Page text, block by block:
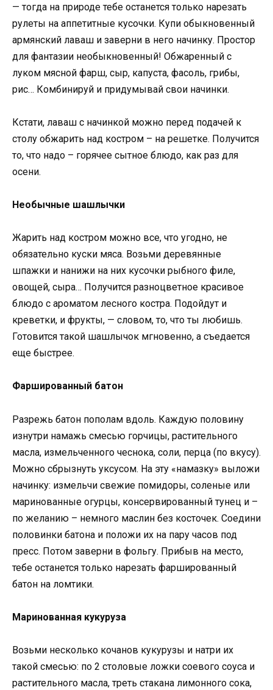
— тогда на природе тебе останется только нарезать
рулеты на аппетитные кусочки. Купи обыкновенный
армянский лаваш и заверни в него начинку. Простор
для фантазии необыкновенный! Обжаренный с
луком мясной фарш, сыр, капуста, фасоль, грибы,
рис… Комбинируй и придумывай свои начинки.
Кстати, лаваш с начинкой можно перед подачей к
столу обжарить над костром – на решетке. Получится
то, что надо – горячее сытное блюдо, как раз для
осени.
Необычные шашлычки
Жарить над костром можно все, что угодно, не
обязательно куски мяса. Возьми деревянные
шпажки и нанижи на них кусочки рыбного филе,
овощей, сыра… Получится разноцветное красивое
блюдо с ароматом лесного костра. Подойдут и
креветки, и фрукты, — словом, то, что ты любишь.
Готовится такой шашлычок мгновенно, а съедается
еще быстрее.
Фаршированный батон
Разрежь батон пополам вдоль. Каждую половину
изнутри намажь смесью горчицы, растительного
масла, измельченного чеснока, соли, перца (по вкусу).
Можно сбрызнуть уксусом. На эту «намазку» выложи
начинку: измельчи свежие помидоры, соленые или
маринованные огурцы, консервированный тунец и –
по желанию – немного маслин без косточек. Соедини
половинки батона и положи их на пару часов под
пресс. Потом заверни в фольгу. Прибыв на место,
тебе останется только нарезать фаршированный
батон на ломтики.
Маринованная кукуруза
Возьми несколько кочанов кукурузы и натри их
такой смесью: по 2 столовые ложки соевого соуса и
растительного масла, треть стакана лимонного сока,